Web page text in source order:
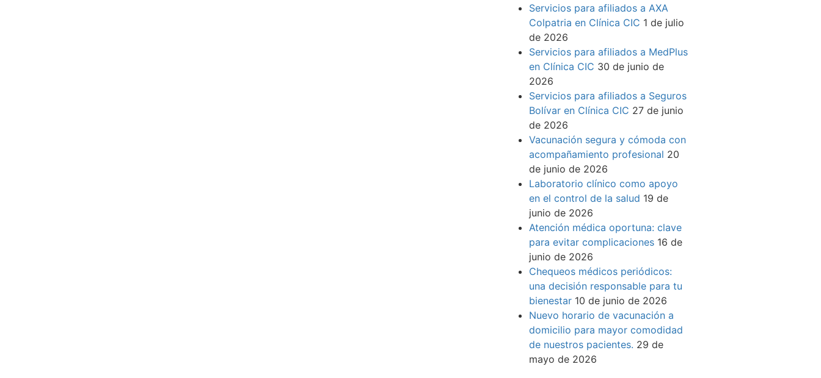
Servicios para afiliados a AXA
Colpatria en Clínica CIC 1 de julio
de 2026
Servicios para afiliados a MedPlus
en Clínica CIC 30 de junio de
2026
Servicios para afiliados a Seguros
Bolívar en Clínica CIC 27 de junio
de 2026
Vacunación segura y cómoda con
acompañamiento profesional 20
de junio de 2026
Laboratorio clínico como apoyo
en el control de la salud 19 de
junio de 2026
Atención médica oportuna: clave
para evitar complicaciones 16 de
junio de 2026
Chequeos médicos periódicos:
una decisión responsable para tu
bienestar 10 de junio de 2026
Nuevo horario de vacunación a
domicilio para mayor comodidad
de nuestros pacientes. 29 de
mayo de 2026